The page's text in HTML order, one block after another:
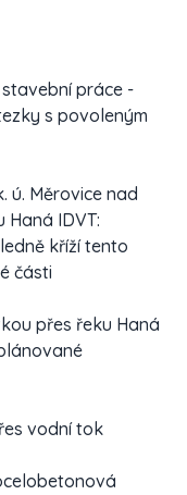
práce -
s povoleným
ú. Měrovice nad
Haná IDVT:
kříží tento
části
přes řeku Haná
vodní tok